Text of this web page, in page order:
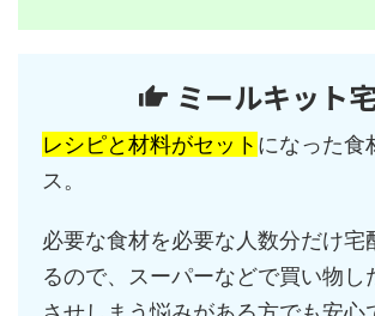
ミールキット
レシピと材料がセット になった食
ス。
必要な食材を必要な人数分だけ宅
るので、スーパーなどで買い物し